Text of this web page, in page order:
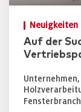
Neuigkeiten
Auf der